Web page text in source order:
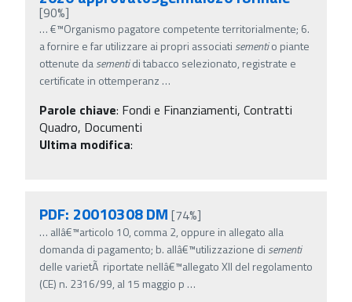
[90%]
…€™Organismo pagatore competente territorialmente; 6.
a fornire e far utilizzare ai propri associati sementio piante
ottenute dasementidi tabacco selezionato, registrate e
certificate in ottemperanz …
Parole chiave: Fondi e Finanziamenti, Contratti
Quadro, Documenti
Ultima modifica:
PDF: 20010308 DM [74%]
… allâ€™articolo 10, comma 2, oppure in allegato alla
domanda di pagamento; b. allâ€™utilizzazione di sementi
delle varietÃ riportate nellâ€™allegato XII del regolamento
(CE) n. 2316/99, al 15 maggio p …